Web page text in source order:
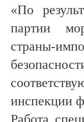
«По
партии
страны-
инспекции